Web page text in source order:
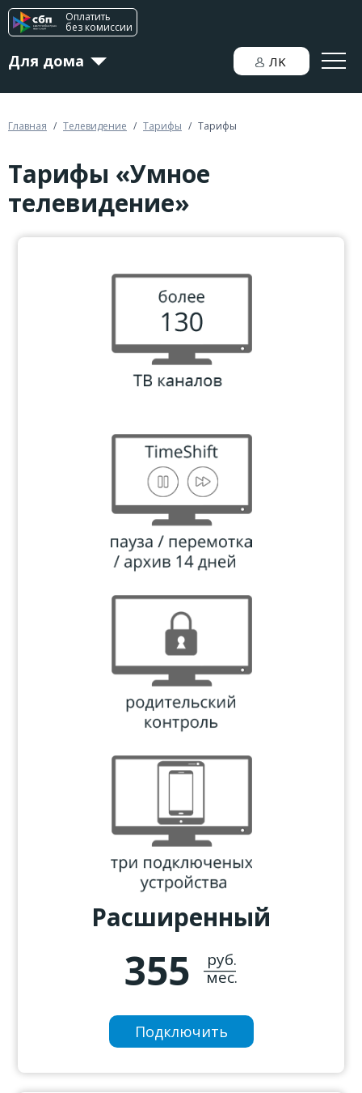
Оплатить
без комиссии
Для дома
Для бизнеса
Новости
ЛK
Главная / Телевидение / Тарифы / Тарифы
Тарифы «Умное
телевидение»
Расширенный
355 руб.
_____
мес.
Подключить